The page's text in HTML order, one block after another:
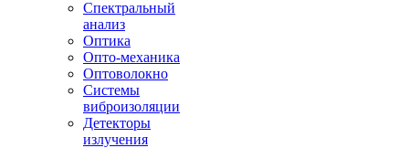
Спектральный
анализ
Оптика
Опто-механика
Оптоволокно
Системы
виброизоляции
Детекторы
излучения